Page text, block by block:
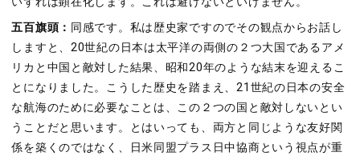
五百旗頭： 同感です。私は歴史家ですのでその観点からお話し
しますと、20世紀の日本は太平洋の両側の２つ大国であるアメ
リカと中国と敵対した結果、昭和20年のような結末を迎えるこ
とになりました。こうした歴史を踏まえ、21世紀の日本の安全
な航海のために必要なことは、この２つの国と敵対しないとい
うことだと思います。とはいっても、両方と同じような友好関
係を築くのではなく、日米同盟プラス日中協商という視点が重